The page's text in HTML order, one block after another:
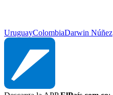
UruguayColombiaDarwin Núñez